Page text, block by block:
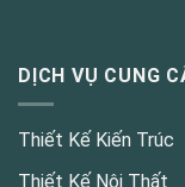
DỊCH VỤ CUNG
Thiết Kế Kiến Trúc
Thiết Kế Nội Thất